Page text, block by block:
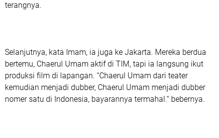
terangnya.
Selanjutnya, kata Imam, ia juga ke Jakarta. Mereka berdua
bertemu, Chaerul Umam aktif di TIM, tapi ia langsung ikut
produksi film di lapangan. “Chaerul Umam dari teater
kemudian menjadi dubber, Chaerul Umam menjadi dubber
nomer satu di Indonesia, bayarannya termahal.“ bebernya.